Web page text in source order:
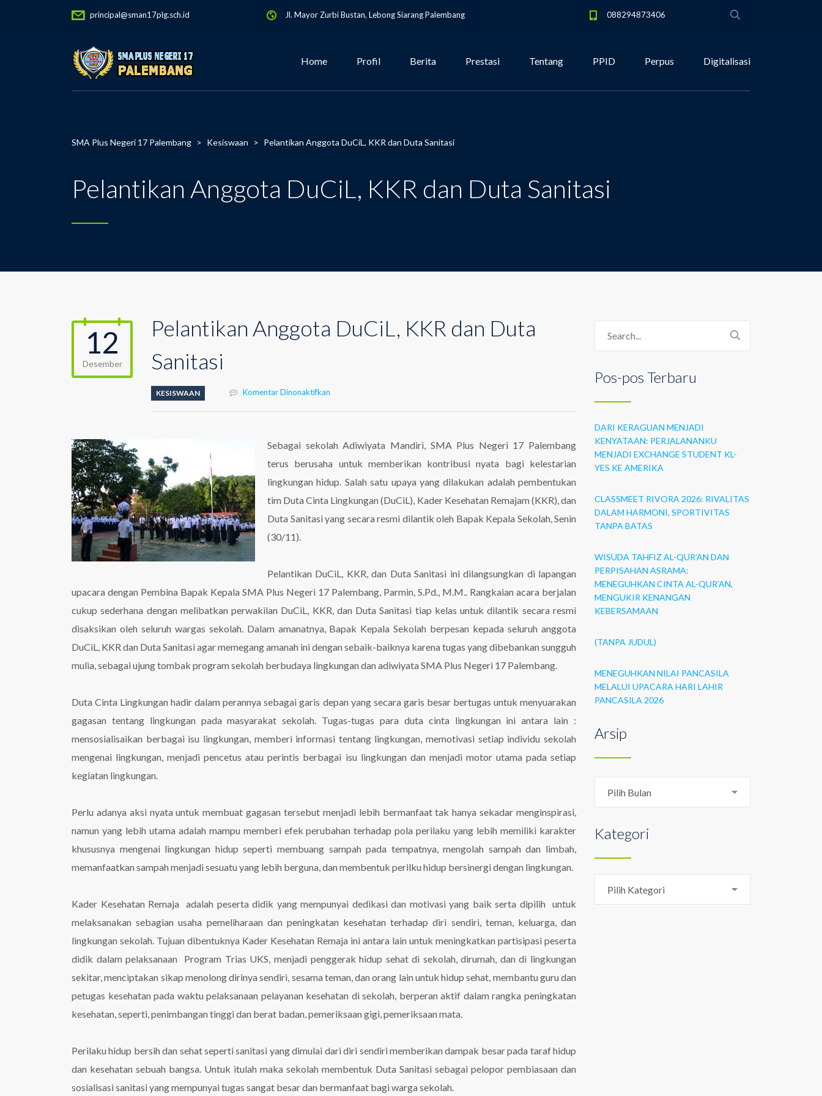
principal@sman17plg.sch.id Jl. Mayor Zurbi Bustan, Lebong Siarang Palembang 088294873406
Home Profil Berita Prestasi Tentang PPID Perpus Digitalisasi
SMA Plus Negeri 17 Palembang > Kesiswaan > Pelantikan Anggota DuCiL, KKR dan Duta Sanitasi
Pelantikan Anggota DuCiL, KKR dan Duta Sanitasi
12
Desember
Pelantikan Anggota DuCiL, KKR dan Duta
Sanitasi
KESISWAAN Komentar Dinonaktifkan
KKR
Duta
Sanitasi
Sebagai sekolah Adiwiyata Mandiri, SMA Plus Negeri 17 Palembang
terus berusaha untuk memberikan kontribusi nyata bagi kelestarian
lingkungan hidup. Salah satu upaya yang dilakukan adalah pembentukan
tim Duta Cinta Lingkungan (DuCiL), Kader Kesehatan Remajam (KKR), dan
Duta Sanitasi yang secara resmi dilantik oleh Bapak Kepala Sekolah, Senin
(30/11).
Pelantikan DuCiL, KKR, dan Duta Sanitasi ini dilangsungkan di lapangan
upacara dengan Pembina Bapak Kepala SMA Plus Negeri 17 Palembang, Parmin, S.Pd., M.M.. Rangkaian acara berjalan
cukup sederhana dengan melibatkan perwakilan DuCiL, KKR, dan Duta Sanitasi tiap kelas untuk dilantik secara resmi
disaksikan oleh seluruh wargas sekolah. Dalam amanatnya, Bapak Kepala Sekolah berpesan kepada seluruh anggota
DuCiL, KKR dan Duta Sanitasi agar memegang amanah ini dengan sebaik-baiknya karena tugas yang dibebankan sungguh
mulia, sebagai ujung tombak program sekolah berbudaya lingkungan dan adiwiyata SMA Plus Negeri 17 Palembang.
Duta Cinta Lingkungan hadir dalam perannya sebagai garis depan yang secara garis besar bertugas untuk menyuarakan
gagasan tentang lingkungan pada masyarakat sekolah. Tugas-tugas para duta cinta lingkungan ini antara lain :
mensosialisaikan berbagai isu lingkungan, memberi informasi tentang lingkungan, memotivasi setiap individu sekolah
mengenai lingkungan, menjadi pencetus atau perintis berbagai isu lingkungan dan menjadi motor utama pada setiap
kegiatan lingkungan.
Perlu adanya aksi nyata untuk membuat gagasan tersebut menjadi lebih bermanfaat tak hanya sekadar menginspirasi,
namun yang lebih utama adalah mampu memberi efek perubahan terhadap pola perilaku yang lebih memiliki karakter
khususnya mengenai lingkungan hidup seperti membuang sampah pada tempatnya, mengolah sampah dan limbah,
memanfaatkan sampah menjadi sesuatu yang lebih berguna, dan membentuk perilku hidup bersinergi dengan lingkungan.
Kader Kesehatan Remaja adalah peserta didik yang mempunyai dedikasi dan motivasi yang baik serta dipilih untuk
melaksanakan sebagian usaha pemeliharaan dan peningkatan kesehatan terhadap diri sendiri, teman, keluarga, dan
lingkungan sekolah. Tujuan dibentuknya Kader Kesehatan Remaja ini antara lain untuk meningkatkan partisipasi peserta
didik dalam pelaksanaan Program Trias UKS, menjadi penggerak hidup sehat di sekolah, dirumah, dan di lingkungan
sekitar, menciptakan sikap menolong dirinya sendiri, sesama teman, dan orang lain untuk hidup sehat, membantu guru dan
petugas kesehatan pada waktu pelaksanaan pelayanan kesehatan di sekolah, berperan aktif dalam rangka peningkatan
kesehatan, seperti, penimbangan tinggi dan berat badan, pemeriksaan gigi, pemeriksaan mata.
Perilaku hidup bersih dan sehat seperti sanitasi yang dimulai dari diri sendiri memberikan dampak besar pada taraf hidup
dan kesehatan sebuah bangsa. Untuk itulah maka sekolah membentuk Duta Sanitasi sebagai pelopor pembiasaan dan
sosialisasi sanitasi yang mempunyai tugas sangat besar dan bermanfaat bagi warga sekolah.
Pos-pos Terbaru
DARI KERAGUAN MENJADI
KENYATAAN: PERJALANANKU
MENJADI EXCHANGE STUDENT KL-
YES KE AMERIKA
CLASSMEET RIVORA 2026: RIVALITAS
DALAM HARMONI, SPORTIVITAS
TANPA BATAS
WISUDA TAHFIZ AL-QUR’AN DAN
PERPISAHAN ASRAMA:
MENEGUHKAN CINTA AL-QUR’AN,
MENGUKIR KENANGAN
KEBERSAMAAN
(TANPA JUDUL)
MENEGUHKAN NILAI PANCASILA
MELALUI UPACARA HARI LAHIR
PANCASILA 2026
Arsip
Pilih Bulan
Kategori
Pilih Kategori